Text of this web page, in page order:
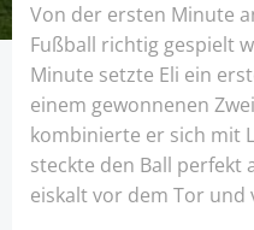
Von der ersten Minute
Fußball richtig gespielt
Minute setzte Eli ein
einem gewonnenen
kombinierte er sich mit
steckte den Ball perfekt
eiskalt vor dem Tor und